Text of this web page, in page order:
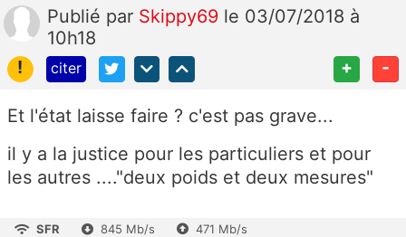
Publié par Skippy69 le 03/07/2018 à
10h18
!
citer + -
Et l'état laisse faire ? c'est pas grave...
il y a la justice pour les particuliers et pour
les autres ...."deux poids et deux mesures"
SFR 845 Mb/s 471 Mb/s